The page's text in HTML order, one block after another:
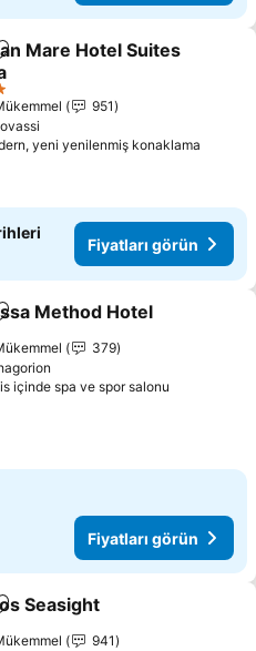
ekle
Mare Hotel Suites
951
yeni yenilenmiş konaklama
Fiyatları görün
ekle
Method Hotel
379
içinde spa ve spor salonu
Fiyatları görün
ekle
Seasight
941